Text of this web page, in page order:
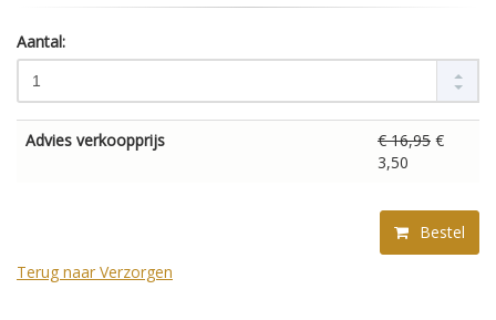
Aantal:
Advies verkoopprijs € 16,95 €
3,50
Bestel
Terug naar Verzorgen